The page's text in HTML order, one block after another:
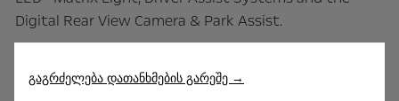
Digital Rear View Camera & Park Assist.
გაგრძელება დათანხმების გარეშე →